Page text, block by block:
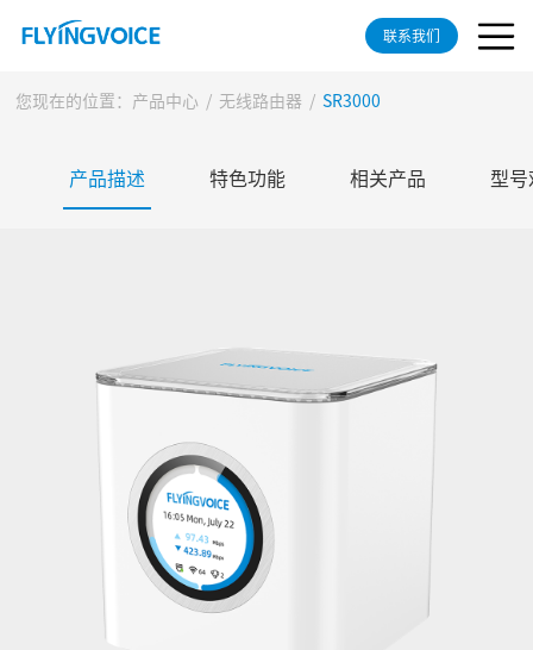
联系我们
您现在的位置： 产品中心 / 无线路由器 / SR3000
产品描述 特色功能 相关产品 型号